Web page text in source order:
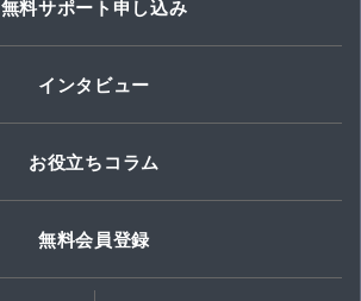
無料サポート申し込み
インタビュー
お役立ちコラム
無料会員登録